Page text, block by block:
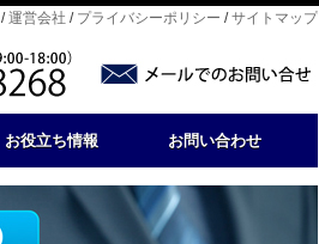
/運営会社 / プライバシーポリシー /サイトマップ
お役立ち情報 お問い合わせ